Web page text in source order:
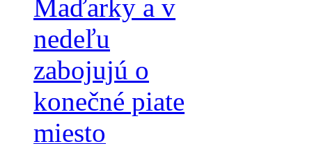
Maďarky a v
nedeľu
zabojujú o
konečné piate
miesto